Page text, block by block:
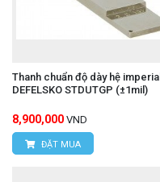
Thanh chuẩn độ dày hệ imperial
DEFELSKO STDUTGP (±1mil)
8,900,000 VND
ĐẶT MUA